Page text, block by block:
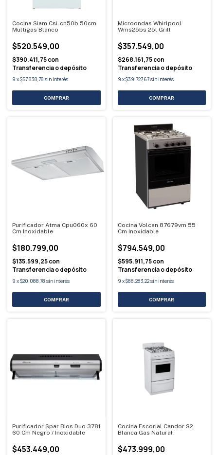
Cocina Siam Csi-cn50b 50cm
Multigas Blanco
$520.549,00
$390.411,75con
Transferencia o depósito
9 x$57.838,78 sin interés
Microondas Whirlpool
Wms25bs 25l Grill
$357.549,00
$268.161,75con
Transferencia o depósito
9 x$39.727,67sin interés
Purificador Atma Cpu060x 60
Cm Inoxidable
$180.799,00
$135.599,25con
Transferencia o depósito
9 x$20.088,78 sin interés
Cocina Volcan 87679vm 55
Cm Inoxidable
$794.549,00
$595.911,75con
Transferencia o depósito
9 x$88.283,22sin interés
Purificador Spar Bios Duo 3781
60 Cm Negro / Inoxidable
$453.449,00
Cocina Escorial Candor S2
Blanca Gas Natural
$473.999,00